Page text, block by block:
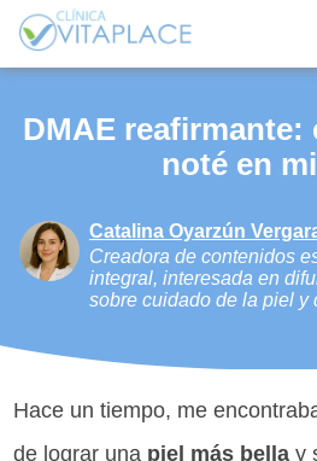
DMAE reafirmante:
noté en
Catalina Oyarzún
Creadora de contenidos
integral, interesada en
sobre cuidado de la piel y
Hace un tiempo, me
de lograr una piel más bella y